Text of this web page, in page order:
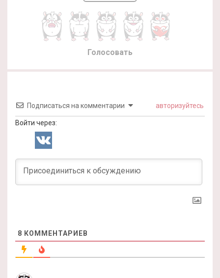
Голосовать
Подписаться на комментарии авторизуйтесь
Войти через:
8 КОММЕНТАРИЕВ